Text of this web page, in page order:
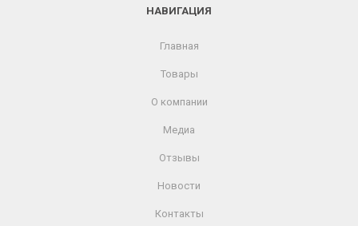
НАВИГАЦИЯ
Главная
Товары
О компании
Медиа
Отзывы
Новости
Контакты